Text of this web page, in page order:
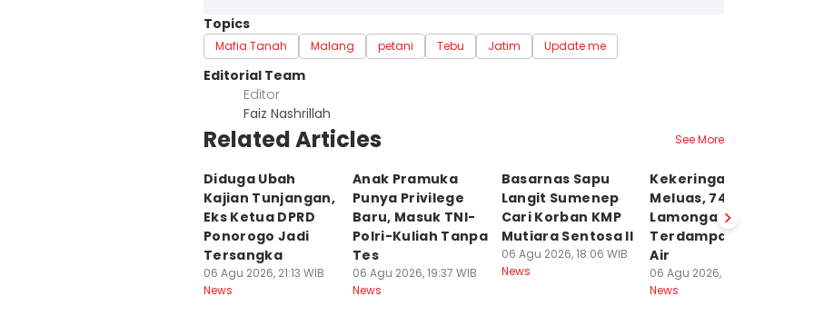
Topics
Mafia Tanah Malang petani Tebu Jatim Update me
Editorial Team
Editor
Faiz Nashrillah
Related Articles See More
Diduga Ubah
Kajian Tunjangan,
Eks Ketua DPRD
Ponorogo Jadi
Tersangka
06 Agu 2026, 21:13 WIB
News
Anak Pramuka
Punya Privilege
Baru, Masuk TNI-
Polri-Kuliah Tanpa
Tes
06 Agu 2026, 19:37 WIB
News
Basarnas Sapu
Langit Sumenep
Cari Korban KMP
Mutiara Sentosa II
06 Agu 2026, 18:06 WIB
News
Kekeringan Mulai
Meluas, 741 KK di
Lamongan
Terdampak Krisis
Air
06 Agu 2026, 18:05 WIB
News